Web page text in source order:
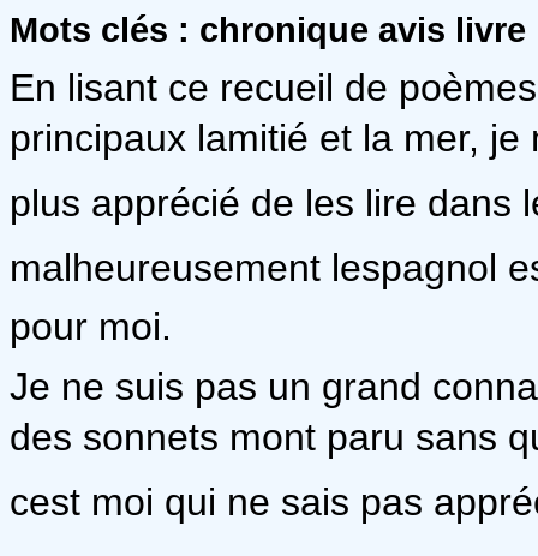
Mots clés : chronique avis
En lisant ce recueil de
principaux lamitié et la mer,
plus apprécié de les lire dans
malheureusement lespagnol
pour moi.
Je ne suis pas un grand
des sonnets mont paru sans
cest moi qui ne sais pas